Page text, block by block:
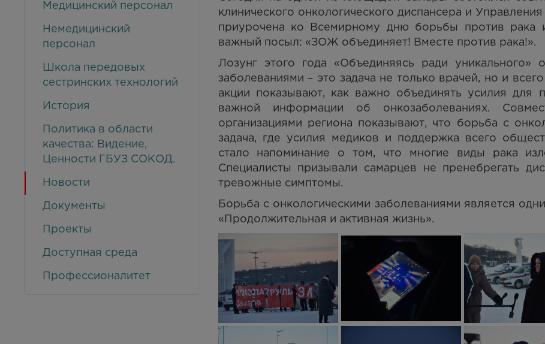
Медицинский персонал
Немедицинский
персонал
Школа передовых
сестринских технологий
История
Политика в области
качества: Видение,
Ценности ГБУЗ СОКОД.
Новости
Документы
Проекты
Доступная среда
Профессионалитет
клинического онкологического диспансера и
приурочена ко Всемирному дню борьбы против рака
важный посыл: «ЗОЖ объединяет! Вместе против рака!».
Лозунг этого года «Объединяясь ради уникального»
заболеваниями – это задача не только врачей, но и
акции показывают, как важно объединять усилия для
важной информации об онкозаболеваниях.
организациями региона показывают, что борьба с
задача, где усилия медиков и поддержка всего
стало напоминание о том, что многие виды рака
Специалисты призывали самарцев не пренебрегать
тревожные симптомы.
Борьба с онкологическими заболеваниями является
«Продолжительная и активная жизнь».